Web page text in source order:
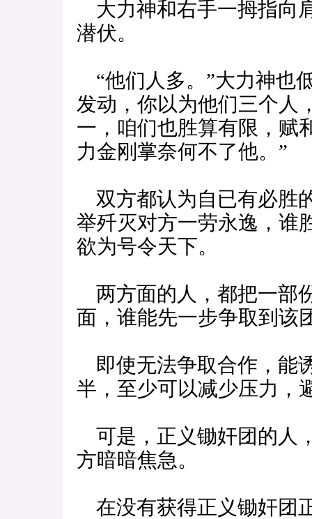
大力神和右手一拇指向
潜伏。
“他们人多。”大力神也
发动，你以为他们三个人
一，咱们也胜算有限，赋
力金刚掌奈何不了他。”
双方都认为自已有必胜
举歼灭对方一劳永逸，谁
欲为号令天下。
两方面的人，都把一部
面，谁能先一步争取到该
即使无法争取合作，能
半，至少可以减少压力，
可是，正义锄奸团的人
方暗暗焦急。
在没有获得正义锄奸团